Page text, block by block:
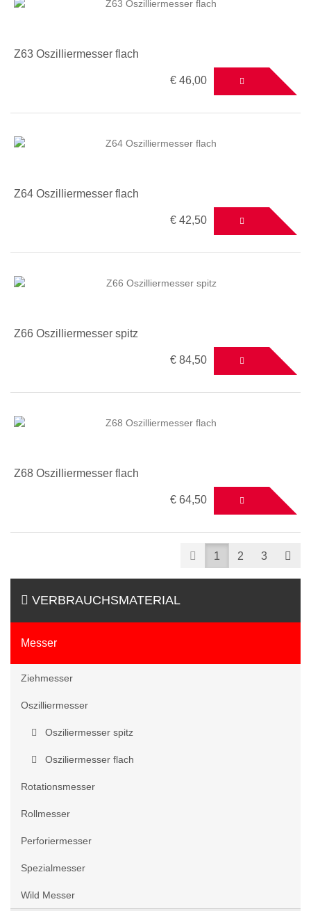
Z63 Oszilliermesser flach
€ 46,00
Z64 Oszilliermesser flach
€ 42,50
Z66 Oszilliermesser spitz
€ 84,50
Z68 Oszilliermesser flach
€ 64,50
Prev1 2 3
VERBRAUCHSMATERIAL
Messer
Ziehmesser
Oszilliermesser
Osziliermesser spitz
Osziliermesser flach
Rotationsmesser
Rollmesser
Perforiermesser
Spezialmesser
Wild Messer